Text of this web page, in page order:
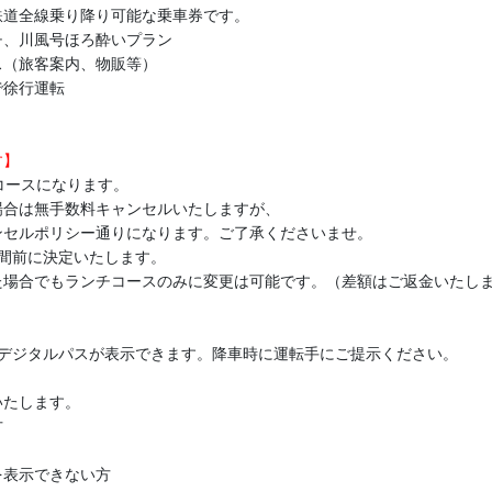
全線乗り降り可能な乗車券です。
川風号ほろ酔いプラン
旅客案内、物販等）
行運転
スになります。
無手数料キャンセルいたしますが、
ポリシー通りになります。ご了承くださいませ。
に決定いたします。
でもランチコースのみに変更は可能です。（差額はご返金いたし
ジタルパスが表示できます。降車時に運転手にご提示ください。
します。
示できない方